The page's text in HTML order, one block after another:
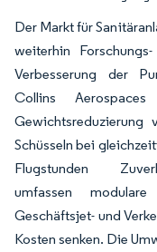
Der Markt für
weiterhin
Verbesserung der
Collins
Gewichtsreduzierung
Schüsseln bei
Flugstunden
umfassen
Geschäftsjet- und
Kosten senken. Die